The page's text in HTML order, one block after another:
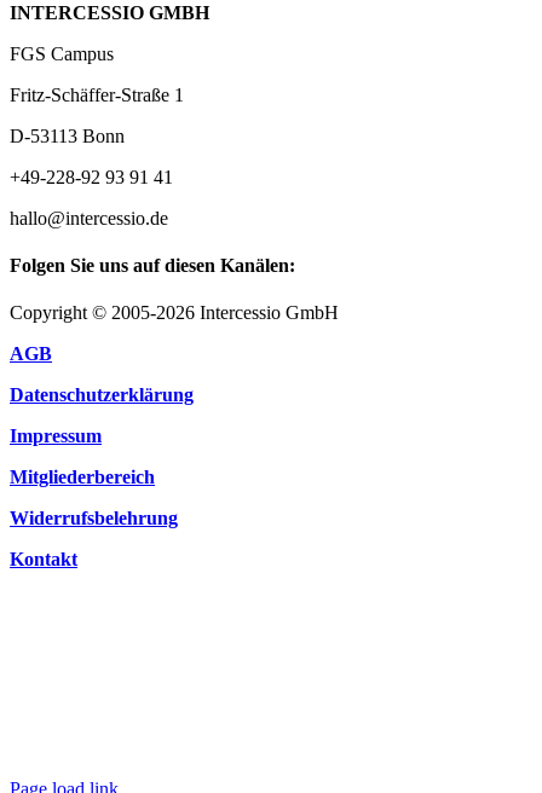
INTERCESSIO GMBH
FGS Campus
Fritz-Schäffer-Straße 1
D-53113 Bonn
+49-228-92 93 91 41
hallo@intercessio.de
Folgen Sie uns auf diesen Kanälen:
Copyright © 2005-2026 Intercessio GmbH
AGB
Datenschutzerklärung
Impressum
Mitgliederbereich
Widerrufsbelehrung
Kontakt